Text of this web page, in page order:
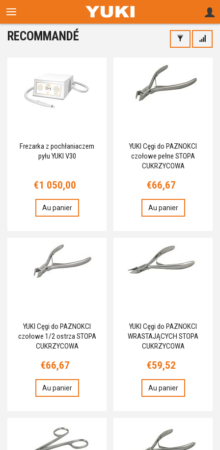
RECOMMANDÉ
Frezarka z pochłaniaczem
pyłu YUKI V30
€1 050,00
Au panier
YUKI Cęgi do PAZNOKCI
czołowe pełne STOPA
CUKRZYCOWA
€66,67
Au panier
YUKI Cęgi do PAZNOKCI
czołowe 1/2 ostrza STOPA
CUKRZYCOWA
€66,67
Au panier
YUKI Cęgi do PAZNOKCI
WRASTAJĄCYCH STOPA
CUKRZYCOWA
€59,52
Au panier